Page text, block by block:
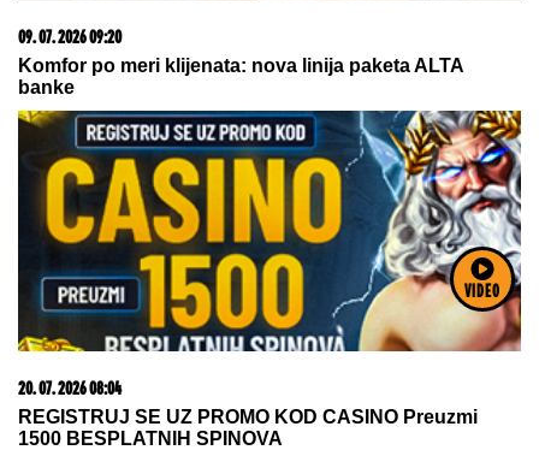
VIDEO
15. 07. 2026 07:44
Većina građana izgubi novac pre nego što stigne na
letovanje - ovih 7 troškova skoro niko ne planira